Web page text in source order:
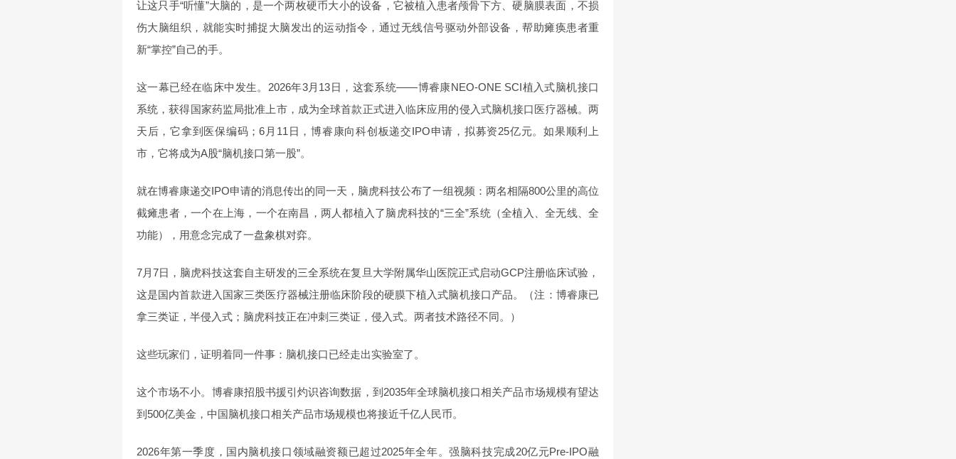
让这只手“听懂”大脑的，是一个两枚硬币大小的设备，它被植入患者颅骨下方、硬脑膜表面，不损
伤大脑组织，就能实时捕捉大脑发出的运动指令，通过无线信号驱动外部设备，帮助瘫痪患者重
新“掌控”自己的手。
这一幕已经在临床中发生。2026年3月13日，这套系统——博睿康NEO-ONE SCI植入式脑机接口
系统，获得国家药监局批准上市，成为全球首款正式进入临床应用的侵入式脑机接口医疗器械。两
天后，它拿到医保编码；6月11日，博睿康向科创板递交IPO申请，拟募资25亿元。如果顺利上
市，它将成为A股“脑机接口第一股”。
就在博睿康递交IPO申请的消息传出的同一天，脑虎科技公布了一组视频：两名相隔800公里的高位
截瘫患者，一个在上海，一个在南昌，两人都植入了脑虎科技的“三全”系统（全植入、全无线、全
功能），用意念完成了一盘象棋对弈。
7月7日，脑虎科技这套自主研发的三全系统在复旦大学附属华山医院正式启动GCP注册临床试验，
这是国内首款进入国家三类医疗器械注册临床阶段的硬膜下植入式脑机接口产品。（注：博睿康已
拿三类证，半侵入式；脑虎科技正在冲刺三类证，侵入式。两者技术路径不同。）
这些玩家们，证明着同一件事：脑机接口已经走出实验室了。
这个市场不小。博睿康招股书援引灼识咨询数据，到2035年全球脑机接口相关产品市场规模有望达
到500亿美金，中国脑机接口相关产品市场规模也将接近千亿人民币。
2026年第一季度，国内脑机接口领域融资额已超过2025年全年。强脑科技完成20亿元Pre-IPO融